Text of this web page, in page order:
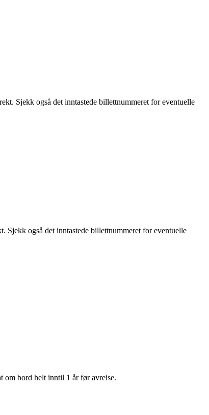
Sjekk også det inntastede billettnummeret for eventuelle
Sjekk også det inntastede billettnummeret for eventuelle
om bord helt inntil 1 år før avreise.